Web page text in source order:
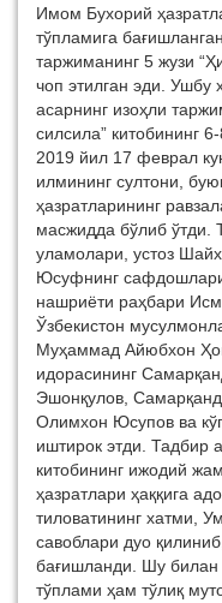
Имом Бухорий
тўпламига
таржиманинг 5 жузи
чоп этилган эди. Ушбу
асарнинг изоҳли
силсила” китобининг
2019 йил 17 феврал
илмининг султони,
ҳазратларининг
масжидда бўлиб ўтди.
уламолари, устоз
Юсуфнинг
нашриёти раҳбари
Ўзбекистон
Муҳаммад Айюбхон
идорасининг
Эшонқулов,
Олимхон Юсупов ва
иштирок этди. Тадбир
китобининг ижодий
ҳазратлари ҳаққига
тиловатининг хатми,
савоблари дуо
бағишланди. Шу билан
тўплами ҳам тўлиқ